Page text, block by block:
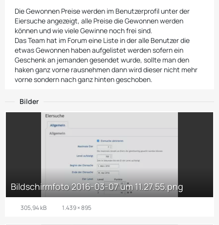
Die Gewonnen Preise werden im Benutzerprofil unter der
Eiersuche angezeigt, alle Preise die Gewonnen werden
können und wie viele Gewinne noch frei sind.
Das Team hat im Forum eine Liste in der alle Benutzer die
etwas Gewonnen haben aufgelistet werden sofern ein
Geschenk an jemanden gesendet wurde, sollte man den
haken ganz vorne rausnehmen dann wird dieser nicht mehr
vorne sondern nach ganz hinten geschoben.
Bilder
Bildschirmfoto 2016-03-07 um 11.27.55.png
305,94 kB 1.439 × 895